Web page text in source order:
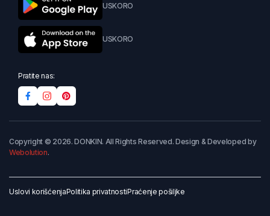
USKORO
USKORO
Pratite nas:
Copyright © 2026. DONKIN. All Rights Reserved. Design & Developed by
Webolution.
Uslovi korišćenjaPolitika privatnostiPraćenje pošiljke